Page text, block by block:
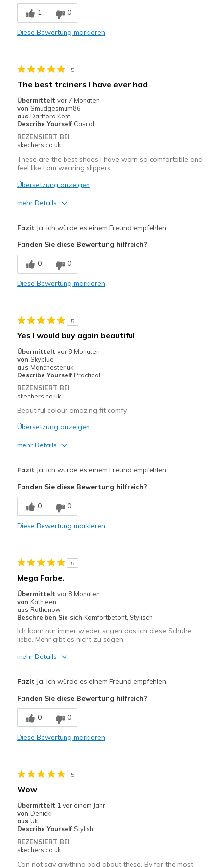
Nachteile
Es ist so warm, da werden die Füße in den Schuhe
Schlechte Qualität
Größe
Passt genau
1 0
Diese Bewertung markieren
5
The best trainers I have ever had
Übermittelt vor 7 Monaten
von Smudgesmum86
aus Dartford Kent
Describe Yourself Casual
REZENSIERT BEI
skechers.co.uk
These are the best shoes I have worn so comfortable and
feel like I am wearing slippers
Übersetzung anzeigen
mehr Details
Breathe Well
Comfortable
Geeignete Verwendung
Width
Sizing
Feels true to size
View On Shoes
Fazit Ja, ich würde es einem Freund empfehlen
Fanden Sie diese Bewertung hilfreich?
0 0
Diese Bewertung markieren
5
Yes I would buy again beautiful
Übermittelt vor 8 Monaten
von Skyblue
aus Manchester uk
Describe Yourself Practical
REZENSIERT BEI
skechers.co.uk
Beautiful colour amazing fit comfy
Übersetzung anzeigen
mehr Details
Breathe Well
Comfortable
Geeignete Verwendung
Going Out
Feels true to width
Sizing
Fazit Ja, ich würde es einem Freund empfehlen
Fanden Sie diese Bewertung hilfreich?
0 0
Diese Bewertung markieren
5
Mega Farbe.
Übermittelt vor 8 Monaten
von Kathleen
aus Rathenow
Beschreiben Sie sich Komfortbetont, Stylisch
Ich kann nur immer wieder sagen das ich diese Schuhe
liebe. Mehr gibt es nicht zu sagen.
mehr Details
Bequem
Hübsch
Geeignete Verwendung
Besondere Anlässe
Zum Ausgehen
Fazit Ja, ich würde es einem Freund empfehlen
Fanden Sie diese Bewertung hilfreich?
0 0
Diese Bewertung markieren
5
Wow
Übermittelt 1 vor einem Jahr
von Denicki
aus Uk
Describe Yourself Stylish
REZENSIERT BEI
skechers.co.uk
Can not say anything bad about these. By far the most